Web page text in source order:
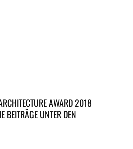
AWARD 2018
BEITRÄGE UNTER DEN